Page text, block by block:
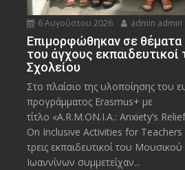
6 Αυγούστου 2026 admin admin
Eπιμορφώθηκαν σε θέματα
του άγχους
Σχολείου
Στο πλαίσιο της υλοποίησης του
προγράμματος Erasmus+ με
τίτλο «A.R.M.ON.I.A.: Anxiety’s
On Inclusive Activities for Teachers
τρεις εκπαιδευτικοί του
Ιωαννίνων συμμετείχαν...